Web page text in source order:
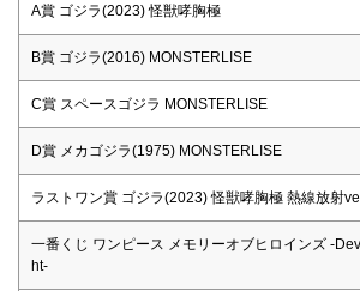
A賞 ゴジラ(2023) 怪獣哮胸極
B賞 ゴジラ(2016) MONSTERLISE
C賞 スペースゴジラ MONSTERLISE
D賞 メカゴジラ(1975) MONSTERLISE
ラストワン賞 ゴジラ(2023) 怪獣哮胸極 熱線放射
一番くじ ワンピース メモリーオブヒロインズ -
ht-